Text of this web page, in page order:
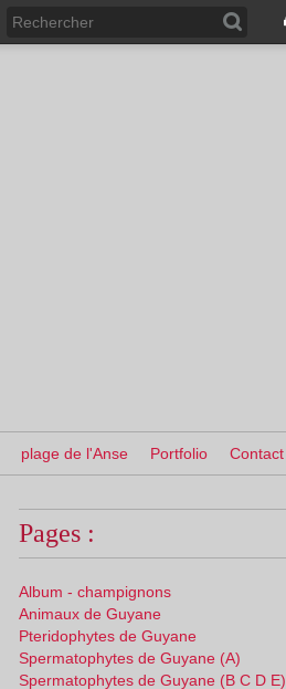
plage de l'Anse Portfolio Contact
Pages :
Album - champignons
Animaux de Guyane
Pteridophytes de Guyane
Spermatophytes de Guyane (A)
Spermatophytes de Guyane (B C D E)